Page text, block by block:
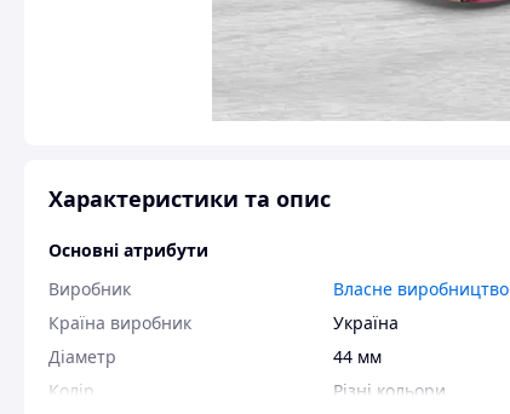
Характеристики та опис
Основні атрибути
Виробник
Власне виробництво
Країна виробник
Україна
Діаметр
44 мм
Колір
Різні кольори